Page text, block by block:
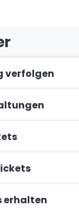
verfolgen
erhalten